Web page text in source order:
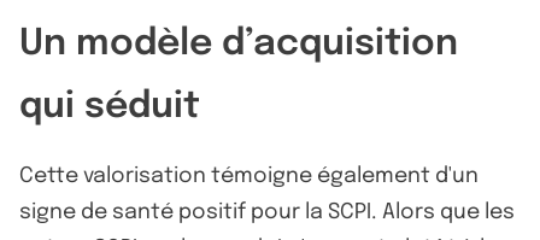
Un modèle d’acquisition
qui séduit
Cette valorisation témoigne également d'un
signe de santé positif pour la SCPI. Alors que les